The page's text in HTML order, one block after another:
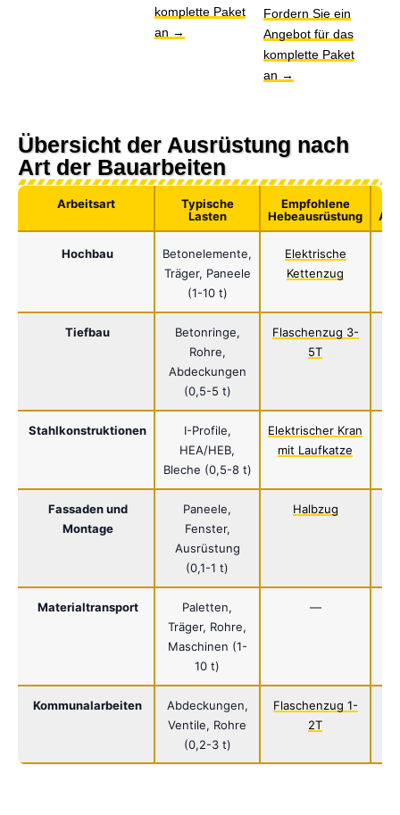
komplette Paket
an →
Fordern Sie ein
Angebot für das
komplette Paket
an →
Übersicht der Ausrüstung nach
Art der Bauarbeiten
Arbeitsart
Typische
Lasten
Empfohlene
Hebeausrüstung
Hochbau
Betonelemente,
Träger, Paneele
(1-10 t)
Elektrische
Kettenzug
Tiefbau
Betonringe,
Rohre,
Abdeckungen
(0,5-5 t)
Flaschenzug 3-
5T
Stahlkonstruktionen
I-Profile,
HEA/HEB,
Bleche (0,5-8 t)
Elektrischer Kran
mit Laufkatze
Fassaden und
Montage
Paneele,
Fenster,
Ausrüstung
(0,1-1 t)
Halbzug
Materialtransport
Paletten,
Träger, Rohre,
Maschinen (1-
10 t)
—
Kommunalarbeiten
Abdeckungen,
Ventile, Rohre
(0,2-3 t)
Flaschenzug 1-
2T